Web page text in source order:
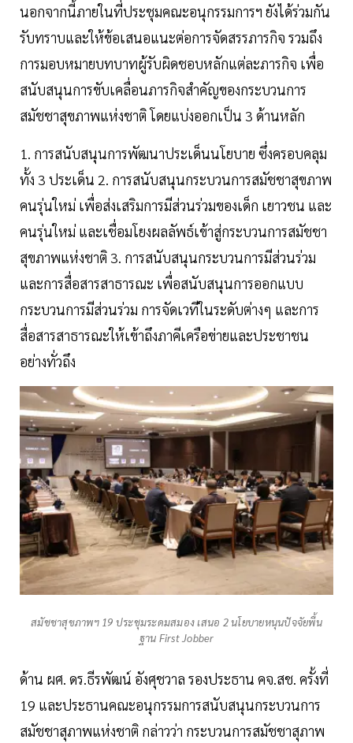
นอกจากนี้ภายในที่ประชุมคณะอนุกรรมการฯ ยังได้ร่วมกัน
รับทราบและให้ข้อเสนอแนะต่อการจัดสรรภารกิจ รวมถึง
การมอบหมายบทบาทผู้รับผิดชอบหลักแต่ละภารกิจ เพื่อ
สนับสนุนการขับเคลื่อนภารกิจสำคัญของกระบวนการ
สมัชชาสุขภาพแห่งชาติ โดยแบ่งออกเป็น 3 ด้านหลัก
1. การสนับสนุนการพัฒนาประเด็นนโยบาย ซึ่งครอบคลุม
ทั้ง 3 ประเด็น 2. การสนับสนุนกระบวนการสมัชชาสุขภาพ
คนรุ่นใหม่ เพื่อส่งเสริมการมีส่วนร่วมของเด็ก เยาวชน และ
คนรุ่นใหม่ และเชื่อมโยงผลลัพธ์เข้าสู่กระบวนการสมัชชา
สุขภาพแห่งชาติ 3. การสนับสนุนกระบวนการมีส่วนร่วม
และการสื่อสารสาธารณะ เพื่อสนับสนุนการออกแบบ
กระบวนการมีส่วนร่วม การจัดเวทีในระดับต่างๆ และการ
สื่อสารสาธารณะให้เข้าถึงภาคีเครือข่ายและประชาชน
อย่างทั่วถึง
สมัชชาสุขภาพฯ 19 ประชุมระดมสมอง เสนอ 2 นโยบายหนุนปัจจัยพื้น
ฐาน First Jobber
ด้าน ผศ. ดร.ธีรพัฒน์ อังศุชวาล รองประธาน คจ.สช. ครั้งที่
19 และประธานคณะอนุกรรมการสนับสนุนกระบวนการ
สมัชชาสุภาพแห่งชาติ กล่าวว่า กระบวนการสมัชชาสุภาพ